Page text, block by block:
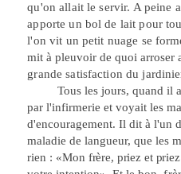
qu'on allait le servir. A peine
apporte un bol de lait pour
l'on vit un petit nuage se
mit à pleuvoir de quoi arroser
grande satisfaction du
Tous les jours, quand il
par l'infirmerie et voyait les
d'encouragement. Il dit à l'un
maladie de langueur, que les
rien : «Mon frère, priez et priez